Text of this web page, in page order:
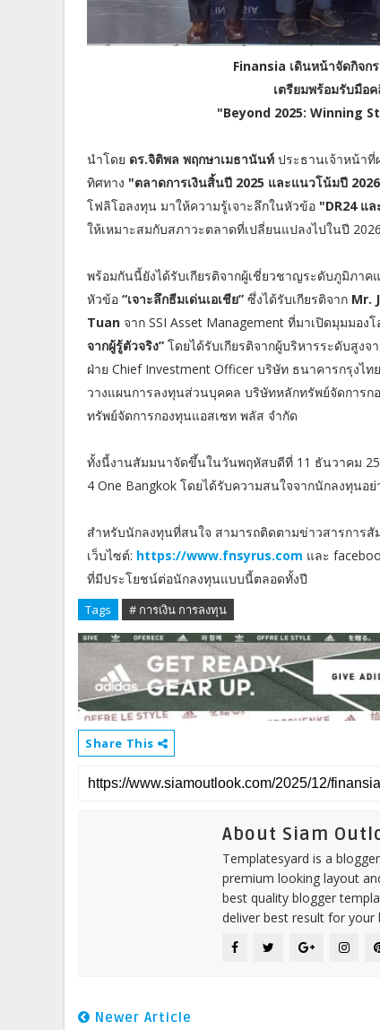
Finansia เดินหน้าจัดกิจก
เตรียมพร้อมรับมือ
"Beyond 2025: Winning
นำโดย ดร.จิติพล พฤกษาเมธานันท์ ประธานเจ้าหน้า
ทิศทาง "ตลาดการเงินสิ้นปี 2025 และแนวโน้มปี
โฟลิโอลงทุน มาให้ความรู้เจาะลึกในหัวข้อ "DR24 แ
ให้เหมาะสมกับสภาวะตลาดที่เปลี่ยนแปลงไปในปี 2026
พร้อมกันนี้ยังได้รับเกียรติจากผู้เชี่ยวชาญระดับภูมิภา
หัวข้อ “เจาะลึกธีมเด่นเอเชีย” ซึ่งได้รับเกียรติจาก Mr.
Tuan จาก SSI Asset Management ที่มาเปิดมุมมอ
จากผู้รู้ตัวจริง” โดยได้รับเกียรติจากผู้บริหารระดับสูง
ฝ่าย Chief Investment Officer บริษัท ธนาคารกรุงไ
วางแผนการลงทุนส่วนบุคคล บริษัทหลักทรัพย์จัดการก
ทรัพย์จัดการกองทุนแอสเซท พลัส จำกัด
ทั้งนี้งานสัมมนาจัดขึ้นในวันพฤหัสบดีที่ 11 ธันวาคม
4 One Bangkok โดยได้รับความสนใจจากนักลงทุนอ
สำหรับนักลงทุนที่สนใจ สามารถติดตามข่าวสารการสั
เว็บไซต์: https://www.fnsyrus.com และ
ที่มีประโยชน์ต่อนักลงทุนแบบนี้ตลอดทั้งปี
Tags # การเงิน การลงทุน
Share This
About Siam
Templatesyard is a
premium looking layout
best quality blogger
deliver best result for your
Newer Article